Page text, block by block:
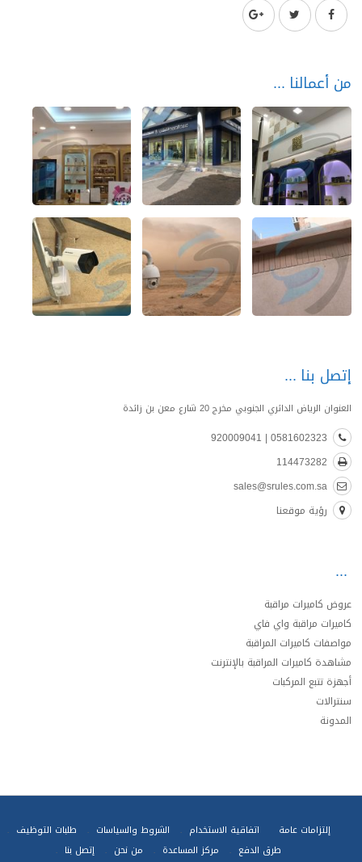
من أعمالنا
إتصل بنا
العنوان الرياض الدائري الجنوبي مخرج 20 شارع معن بن زائدة
0581602323 | 920009041
114473282
sales@srules.com.sa
رؤية موقعنا
عروض كاميرات مراقبة
كاميرات مراقبة واي فاي
مواصفات كاميرات المراقبة
مشاهدة كاميرات المراقبة بالإنترنت
أجهزة تتبع المركبات
سنترالات
المدونة
إلتزامات عامة اتفاقية الاستخدام الشروط والسياسات
طلبات التوظيف
طرق الدفع
مركز المساعدة من نحن إتصل بنا